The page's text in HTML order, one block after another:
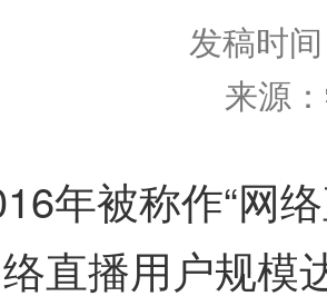
发稿时
来源
被称作“网络
直播用户规模